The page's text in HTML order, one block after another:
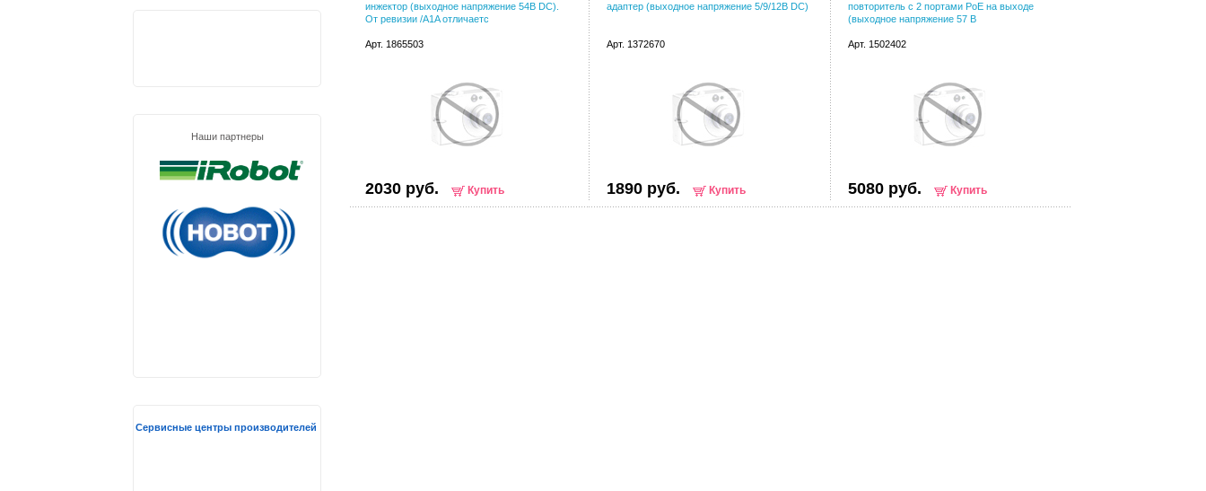
инжектор (выходное напряжение 54В DC).
От ревизии /A1A отличаетс
Арт. 1865503
2030 руб. Купить
адаптер (выходное напряжение 5/9/12В DC)
Арт. 1372670
1890 руб. Купить
повторитель с 2 портами PoE на выходе
(выходное напряжение 57 В
Арт. 1502402
5080 руб. Купить
Наши партнеры
Сервисные центры производителей